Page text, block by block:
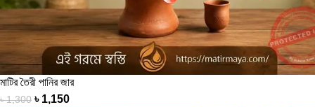
মাটির তৈরী পানির জার
৳1,300 ৳ 1,150